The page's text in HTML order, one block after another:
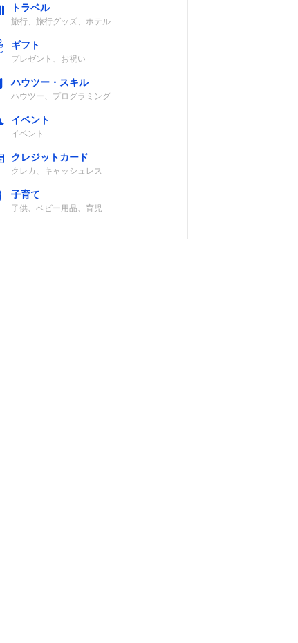
トラベル
旅行、旅行グッズ、ホテル
ギフト
プレゼント、お祝い
ハウツー・スキル
ハウツー、プログラミング
イベント
イベント
クレジットカード
クレカ、キャッシュレス
子育て
子供、ベビー用品、育児